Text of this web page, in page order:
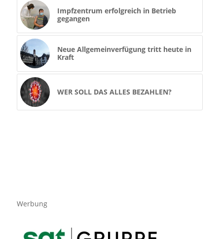
Impfzentrum erfolgreich in Betrieb
gegangen
Neue Allgemeinverfügung tritt heute in
Kraft
WER SOLL DAS ALLES BEZAHLEN?
Werbung